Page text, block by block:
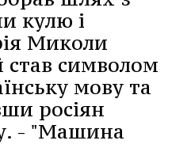
кулю і
Миколи
символом
мову та
росіян
- "Машина